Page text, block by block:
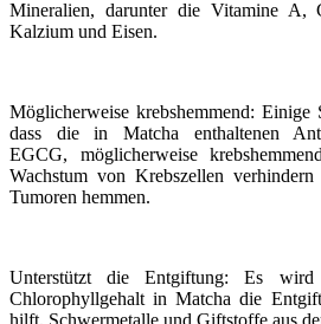
Mineralien, darunter die Vitamine
Kalzium und Eisen.
Möglicherweise krebshemmend: Einige
dass die in Matcha enthaltenen
EGCG, möglicherweise
Wachstum von Krebszellen
Tumoren hemmen.
Unterstützt die Entgiftung: Es wird
Chlorophyllgehalt in Matcha die
hilft, Schwermetalle und Giftstoffe aus